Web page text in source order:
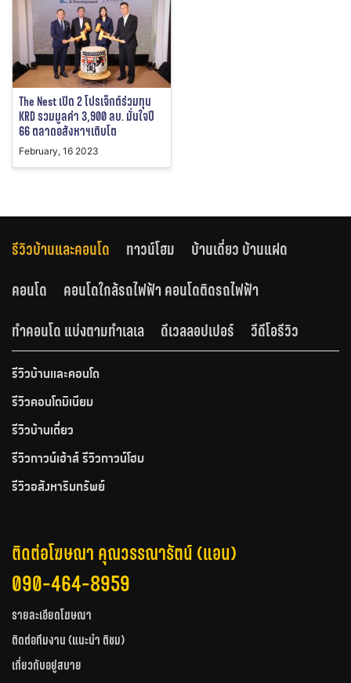
The Nest เปิด 2 โปรเจ็กต์ร่วมทุน
KRD รวมมูลค่า 3,900 ลบ. มั่นใจปี
66 ตลาดอสังหาฯเติบโต
February, 16 2023
รีวิวบ้านและคอนโด ทาวน์โฮม
บ้านเดี่ยว บ้านแฝด
คอนโด
คอนโดใกล้รถไฟฟ้า คอนโดติดรถไฟฟ้า
ทำคอนโด แบ่งตามทำเลเล
ดีเวลลอปเปอร์ วีดีโอรีวิว
รีวิวบ้านและคอนโด
รีวิวคอนโดมิเนียม
รีวิวบ้านเดี่ยว
รีวิวทาวน์เฮ้าส์ รีวิวทาวน์โฮม
รีวิวอสังหาริมทรัพย์
ติดต่อโฆษณา คุณวรรณารัตน์ (แอน)
090-464-8959
รายละเอียดโฆษณา
ติดต่อทีมงาน (แนะนำ ติชม)
เกี่ยวกับอยู่สบาย